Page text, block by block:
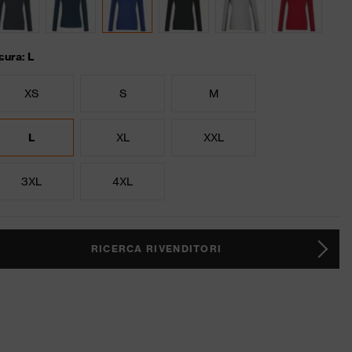
L
XS S M
L XL XXL
3XL 4XL
RICERCA RIVENDITORI